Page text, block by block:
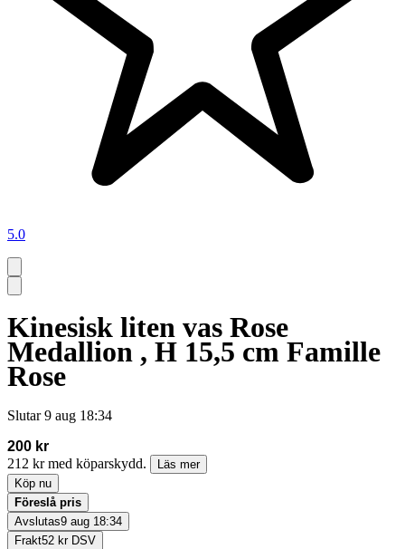
5.0
Kinesisk liten vas Rose
Medallion , H 15,5 cm Famille
Rose
Slutar 9 aug 18:34
200 kr
212 kr med köparskydd.
Läs mer
Köp nu
Föreslå pris
Avslutas9 aug 18:34
Frakt52 kr DSV